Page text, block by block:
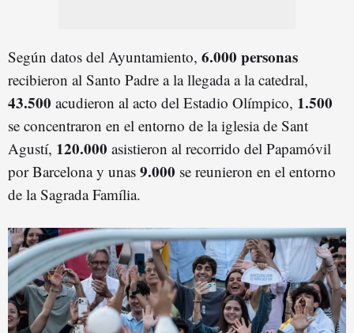
Según datos del Ayuntamiento, 6.000 personas
recibieron al Santo Padre a la llegada a la catedral,
43.500 acudieron al acto del Estadio Olímpico, 1.500
se concentraron en el entorno de la iglesia de Sant
Agustí, 120.000 asistieron al recorrido del Papamóvil
por Barcelona y unas 9.000 se reunieron en el entorno
de la Sagrada Família.